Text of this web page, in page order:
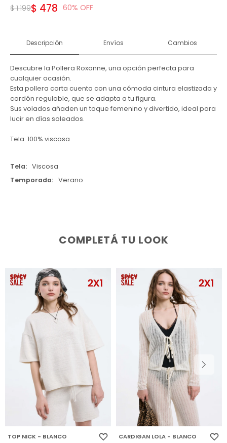
$ 478
$ 1.199 60
Descripción Envíos Cambios
Descubre la Pollera Roxanne, una opción perfecta para
cualquier ocasión.
Esta pollera corta cuenta con una cómoda cintura elastizada y
cordón regulable, que se adapta a tu figura.
Sus volados añaden un toque femenino y divertido, ideal para
lucir en días soleados.
Tela: 100% viscosa
Tela
Viscosa
Temporada
Verano
COMPLETÁ TU LOOK
TOP NICK - BLANCO CARDIGAN LOLA - BLANCO